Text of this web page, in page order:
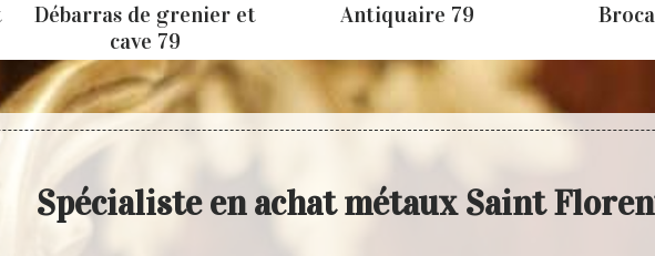
Débarras de grenier et
cave 79
Antiquaire 79
Spécialiste en achat métaux Saint